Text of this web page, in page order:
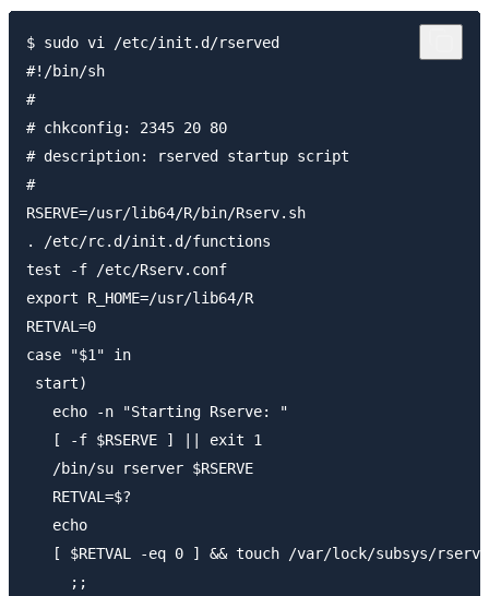
$ sudo vi /etc/init.d/rserved
#!/bin/sh
#
# chkconfig: 2345 20 80
# description: rserved startup script
#
RSERVE=/usr/lib64/R/bin/Rserv.sh
. /etc/rc.d/init.d/functions
test -f /etc/Rserv.conf
export R_HOME=/usr/lib64/R
RETVAL=0
case "$1" in
start)
   echo -n "Starting Rserve: "
   [ -f $RSERVE ] || exit 1
   /bin/su rserver $RSERVE
   RETVAL=$?
   echo
[ $RETVAL -eq 0 ] && touch /var/lock/subsys/
     ;;